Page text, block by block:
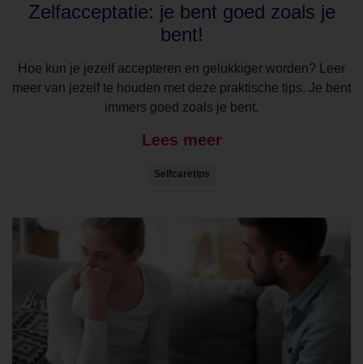
Zelfacceptatie: je bent goed zoals je
bent!
Hoe kun je jezelf accepteren en gelukkiger worden? Leer
meer van jezelf te houden met deze praktische tips. Je bent
immers goed zoals je bent.
Lees meer
Selfcaretips